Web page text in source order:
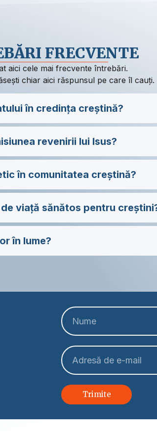
FRECVENTE
aici cele mai frecvente întrebări.
chiar aici răspunsul pe care îl cauți.
în credința creștină?
revenirii lui Isus?
în comunitatea creștină?
viață sănătos pentru
în lume?
Trimite